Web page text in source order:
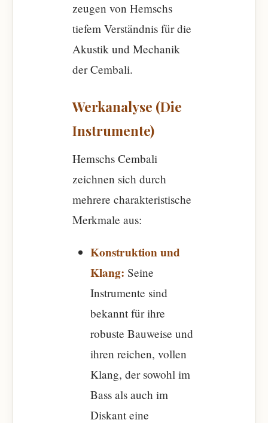
zeugen von Hemschs
tiefem Verständnis für die
Akustik und Mechanik
der Cembali.
Werkanalyse (Die
Instrumente)
Hemschs Cembali
zeichnen sich durch
mehrere charakteristische
Merkmale aus:
Konstruktion und
Klang: Seine
Instrumente sind
bekannt für ihre
robuste Bauweise und
ihren reichen, vollen
Klang, der sowohl im
Bass als auch im
Diskant eine